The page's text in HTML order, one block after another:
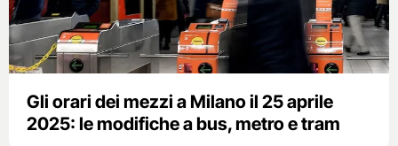
Gli orari dei mezzi a Milano il 25 aprile
2025: le modifiche a bus, metro e tram